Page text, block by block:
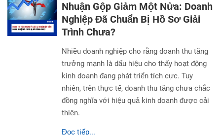
Nhuận Gộp Giảm Một Nửa: Doanh
Nghiệp Đã Chuẩn Bị Hồ Sơ Giải
Trình Chưa?
Nhiều doanh nghiệp cho rằng doanh thu tăng
trưởng mạnh là dấu hiệu cho thấy hoạt động
kinh doanh đang phát triển tích cực. Tuy
nhiên, trên thực tế, doanh thu tăng chưa chắc
đồng nghĩa với hiệu quả kinh doanh được cải
thiện.
Đọc tiếp...